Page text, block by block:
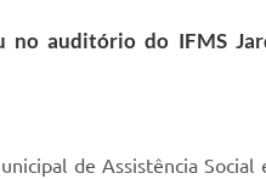
no auditório do IFMS
de Assistência